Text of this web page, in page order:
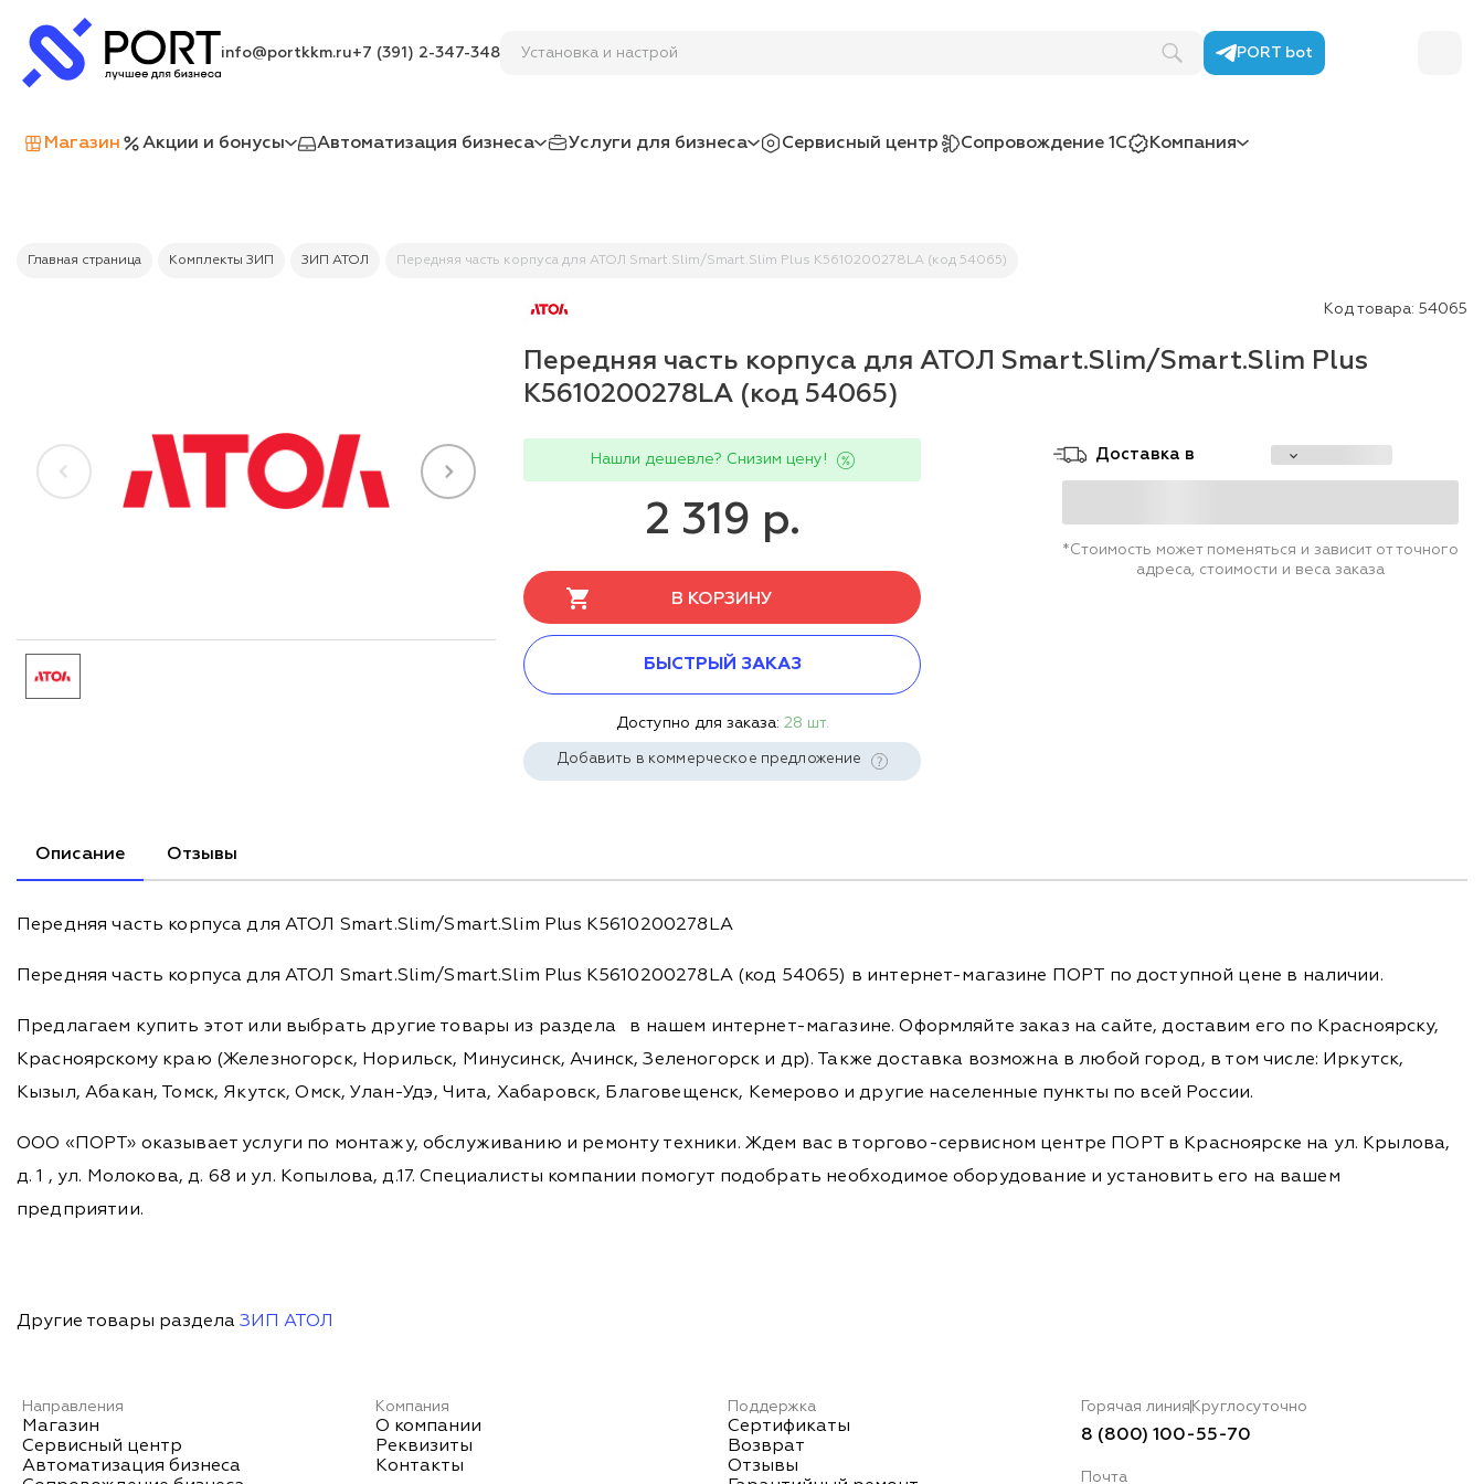
info@portkkm.ru+7 (391) 2-347-348 Установка и на PORT bot
Магазин Акции и бонусы Автоматизация бизнеса Услуги для бизнеса Сервисный центр Сопровождение 1С Компания
Главная страница Комплекты ЗИП ЗИП АТОЛ Передняя часть корпуса для АТОЛ Smart.Slim/Smart.Slim Plus K5610200278LA (код 54065)
Код товара: 54065
Передняя часть корпуса для АТОЛ Smart.Slim/Smart.Slim Plus
K5610200278LA (код 54065)
Нашли дешевле? Снизим цену!
2 319 р.
В КОРЗИНУ
БЫСТРЫЙ ЗАКАЗ
Доступно для заказа: 28 шт.
Добавить в коммерческое предложение
Доставка в
*Стоимость может поменяться и зависит от точного
адреса, стоимости и веса заказа
Описание Отзывы
Передняя часть корпуса для АТОЛ Smart.Slim/Smart.Slim Plus K5610200278LA
Передняя часть корпуса для АТОЛ Smart.Slim/Smart.Slim Plus K5610200278LA (код 54065) в интернет-магазине ПОРТ по доступной цене в наличии.
Предлагаем купить этот или выбрать другие товары из раздела
в нашем интернет-магазине. Оформляйте заказ на сайте, доставим его по Красноярску,
Красноярскому краю (Железногорск, Норильск, Минусинск, Ачинск, Зеленогорск и др). Также доставка возможна в любой город, в том числе: Иркутск,
Кызыл, Абакан, Томск, Якутск, Омск, Улан-Удэ, Чита, Хабаровск, Благовещенск, Кемерово и другие населенные пункты по всей России.
ООО «ПОРТ» оказывает услуги по монтажу, обслуживанию и ремонту техники. Ждем вас в торгово-сервисном центре ПОРТ в Красноярске на ул. Крылова,
д. 1 , ул. Молокова, д. 68 и ул. Копылова, д.17. Специалисты компании помогут подобрать необходимое оборудование и установить его на вашем
предприятии.
Другие товары раздела ЗИП АТОЛ
Направления
Магазин
Сервисный центр
Автоматизация бизнеса
Компания
О компании
Реквизиты
Контакты
Поддержка
Сертификаты
Возврат
Отзывы
Горячая линия Круглосуточно
8 (800) 100-55-70
Почта